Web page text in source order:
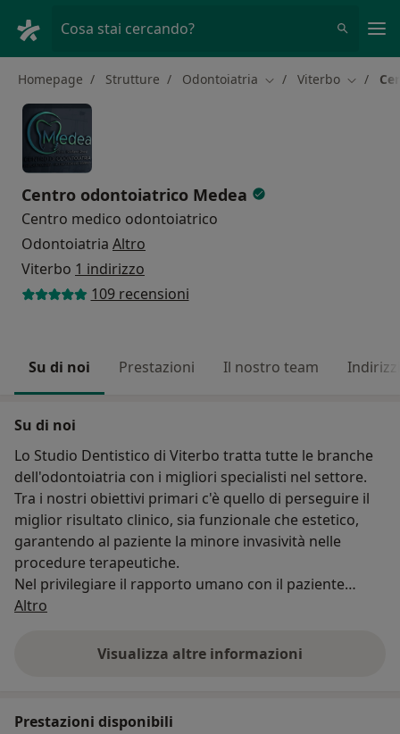
Cosa stai cercando?
Homepage Strutture Odontoiatria Cambia città
Viterbo Cambia
Centro odontoiatrico Medea
Centro medico odontoiatrico
Odontoiatria Altro
Viterbo 1 indirizzo
109 recensioni
Su di noi Prestazioni Il nostro team Indirizzi
Su di noi
Lo Studio Dentistico di Viterbo tratta tutte le branche
dell'odontoiatria con i migliori specialisti nel settore.
Tra i nostri obiettivi primari c'è quello di perseguire il
miglior risultato clinico, sia funzionale che estetico,
garantendo al paziente la minore invasività nelle
procedure terapeutiche.
Nel privilegiare il rapporto umano con il paziente
evitiamo le lunghe attese in sala d'aspetto e riduciamo
rispettando rigorosamente l'igiene di strumenti e
periodi di festività e di ferie.
Altro
Visualizza altre informazioni
Prestazioni disponibili